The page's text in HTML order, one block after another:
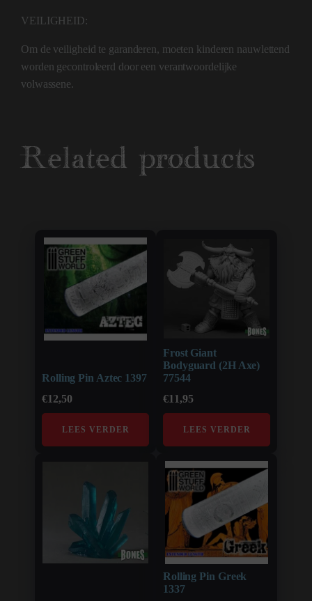
VEILIGHEID:
Om de veiligheid te garanderen, moeten kinderen nauwlettend
worden gecontroleerd door een verantwoordelijke
volwassene.
Related products
Rolling Pin Aztec 1397
€12,50
LEES VERDER
Frost Giant
Bodyguard (2H Axe)
77544
€11,95
LEES VERDER
Rolling Pin Greek
1337